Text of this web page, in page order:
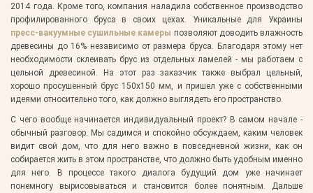
2014 года. Кроме того, компания наладила собственное производство
профилированного бруса в своих цехах. Уникальные для Украины
пресс-вакуумные сушильные камеры позволяют доводить влажность
древесины до 16% независимо от размера бруса. Благодаря этому нет
необходимости склеивать брус из отдельных ламелей - мы работаем с
цельной древесиной. На этот раз заказчик также выбрал цельный,
хорошо просушенный брус 150x150 мм, и пришел уже с собственными
идеями относительно того, как должно выглядеть его пространство.
С чего вообще начинается индивидуальный проект? В самом начале -
обычный разговор. Мы садимся и спокойно обсуждаем, каким человек
видит свой дом, что для него важно в повседневной жизни, как он
собирается жить в этом пространстве, что должно быть удобным именно
для него. В процессе такого диалога будущий дом уже начинает
понемногу вырисовываться и становится более понятным. Дальше